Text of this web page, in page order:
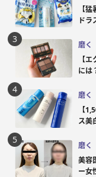
【
ドラ
磨く
【
には
磨く
【
ス美
磨く
美容
ー女